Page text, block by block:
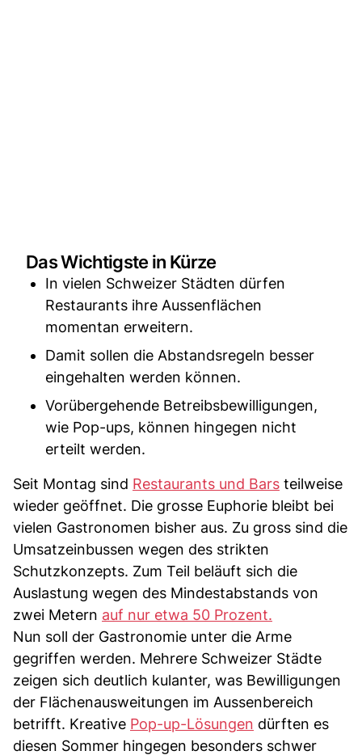
Das Wichtigste in Kürze
In vielen Schweizer Städten dürfen
Restaurants ihre Aussenflächen
momentan erweitern.
Damit sollen die Abstandsregeln besser
eingehalten werden können.
Vorübergehende Betreibsbewilligungen,
wie Pop-ups, können hingegen nicht
erteilt werden.
Seit Montag sind Restaurants und Bars teilweise
wieder geöffnet. Die grosse Euphorie bleibt bei
vielen Gastronomen bisher aus. Zu gross sind die
Umsatzeinbussen wegen des strikten
Schutzkonzepts. Zum Teil beläuft sich die
Auslastung wegen des Mindestabstands von
zwei Metern auf nur etwa 50 Prozent.
Nun soll der Gastronomie unter die Arme
gegriffen werden. Mehrere Schweizer Städte
zeigen sich deutlich kulanter, was Bewilligungen
der Flächenausweitungen im Aussenbereich
betrifft. Kreative Pop-up-Lösungen dürften es
diesen Sommer hingegen besonders schwer